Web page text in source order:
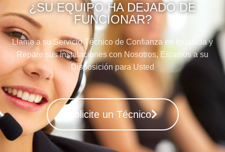
¿SU EQUIPO HA DEJADO DE
FUNCIONAR?
Llame a su Servicio Técnico de Confianza en Igualada y
Repare sus Instalaciones con Nosotros, Estamos a su
Disposición para Usted
Solicite un Técnico